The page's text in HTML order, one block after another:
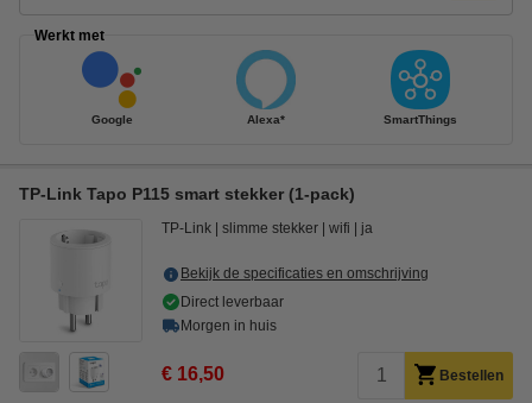
Werkt met
Google Alexa* SmartThings
TP-Link Tapo P115 smart stekker (1-pack)
TP-Link slimme stekker wifi ja
Bekijk de specificaties en omschrijving
Direct leverbaar
Morgen in huis
€ 16,50 Bestellen